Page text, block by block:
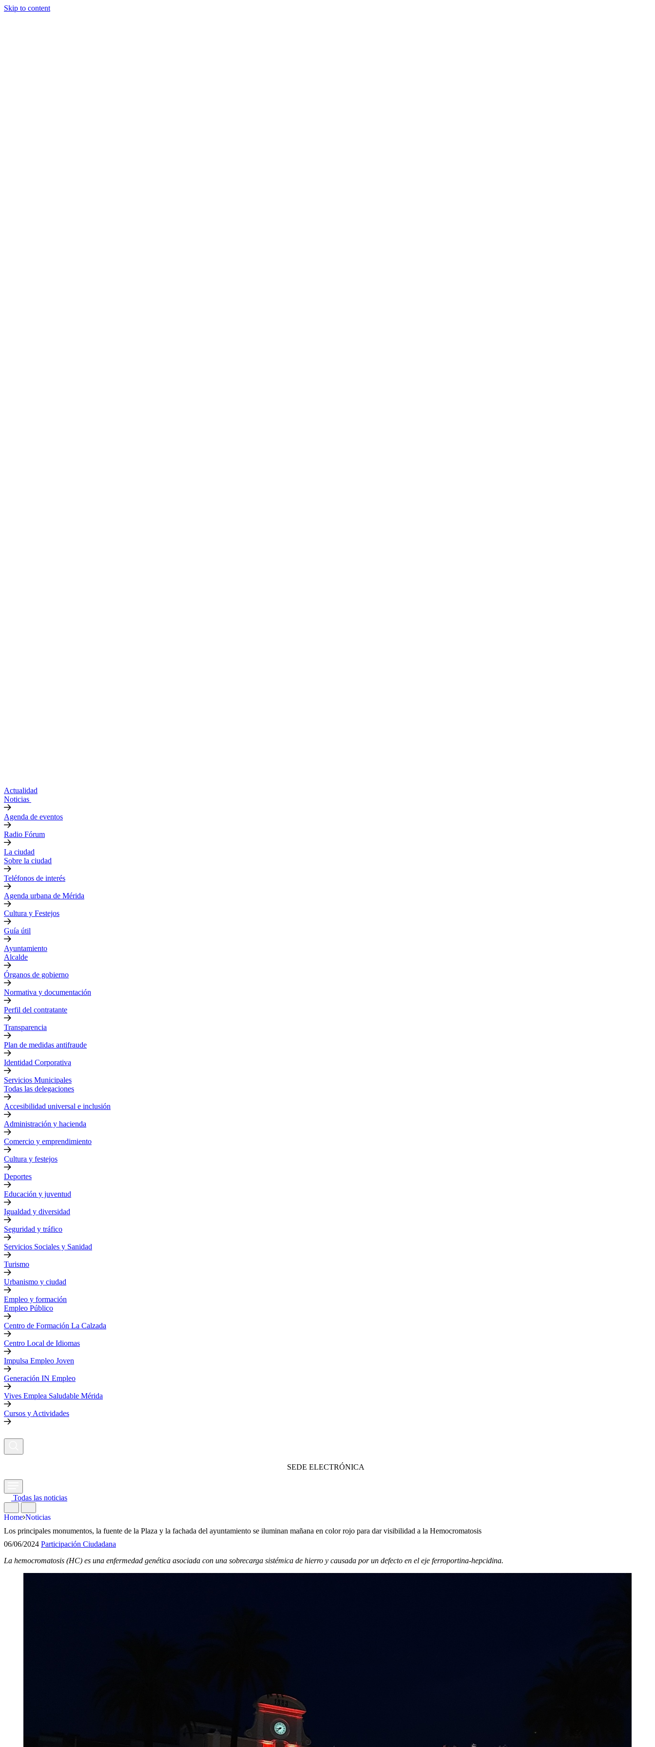
Skip to content
Actualidad
Noticias
Agenda de eventos
Radio Fórum
La ciudad
Sobre la ciudad
Teléfonos de interés
Agenda urbana de Mérida
Cultura y Festejos
Guía útil
Ayuntamiento
Alcalde
Órganos de gobierno
Normativa y documentación
Perfil del contratante
Transparencia
Plan de medidas antifraude
Identidad Corporativa
Servicios Municipales
Todas las delegaciones
Accesibilidad universal e inclusión
Administración y hacienda
Comercio y emprendimiento
Cultura y festejos
Deportes
Educación y juventud
Igualdad y diversidad
Seguridad y tráfico
Servicios Sociales y Sanidad
Turismo
Urbanismo y ciudad
Empleo y formación
Empleo Público
Centro de Formación La Calzada
Centro Local de Idiomas
Impulsa Empleo Joven
Generación IN Empleo
Vives Emplea Saludable Mérida
Cursos y Actividades
SEDE ELECTRÓNICA
Todas las noticias
Home Noticias
Los principales monumentos, la fuente de la Plaza y la fachada del ayuntamiento se iluminan mañana en color rojo para dar visibilidad a la Hemocromatosis
06/06/2024 Participación Ciudadana
La hemocromatosis (HC) es una enfermedad genética asociada con una sobrecarga sistémica de hierro y causada por un defecto en el eje ferroportina-hepcidina.